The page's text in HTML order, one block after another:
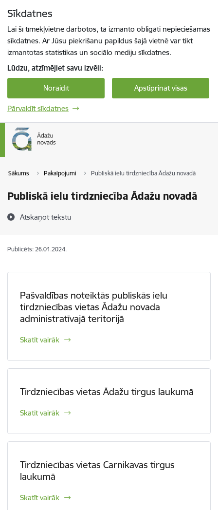
Sīkdatnes
Lai šī tīmekļvietne darbotos, tā izmanto obligāti nepieciešamās
sīkdatnes. Ar Jūsu piekrišanu papildus šajā vietnē var tikt
izmantotas statistikas un sociālo mediju sīkdatnes.
Lūdzu, atzīmējiet savu izvēli:
Noraidīt Apstiprināt visas
Pārvaldīt sīkdatnes
Sākums Pakalpojumi Publiskā ielu tirdzniecība Ādažu novadā
Publiskā ielu tirdzniecība Ādažu novadā
Atskaņot tekstu
Publicēts: 26.01.2024.
Pašvaldības noteiktās publiskās ielu
tirdzniecības vietas Ādažu novada
administratīvajā teritorijā
Skatīt vairāk
Tirdzniecības vietas Ādažu tirgus laukumā
Skatīt vairāk
Tirdzniecības vietas Carnikavas tirgus
laukumā
Skatīt vairāk